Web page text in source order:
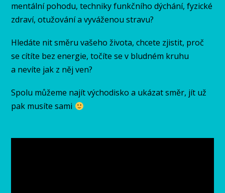
mentální pohodu, techniky funkčního dýchání, fyzické
zdraví, otužování a vyváženou stravu?
Hledáte nit směru vašeho života, chcete zjistit, proč
se cítíte bez energie, točíte se v bludném kruhu
a nevíte jak z něj ven?
Spolu můžeme najít východisko a ukázat směr, jít už
pak musíte sami